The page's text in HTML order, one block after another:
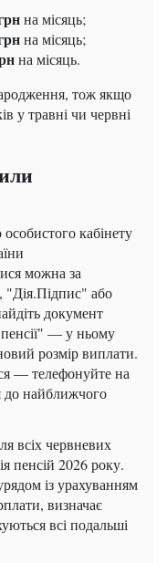
на місяць;
на місяць;
на місяць.
тож якщо
у травні чи червні
кабінету
можна за
"Дія.Підпис" або
документ
— у ньому
розмір виплати.
— телефонуйте на
до найближчого
всіх червневих
пенсій 2026 року.
із урахуванням
визначає
всі подальші